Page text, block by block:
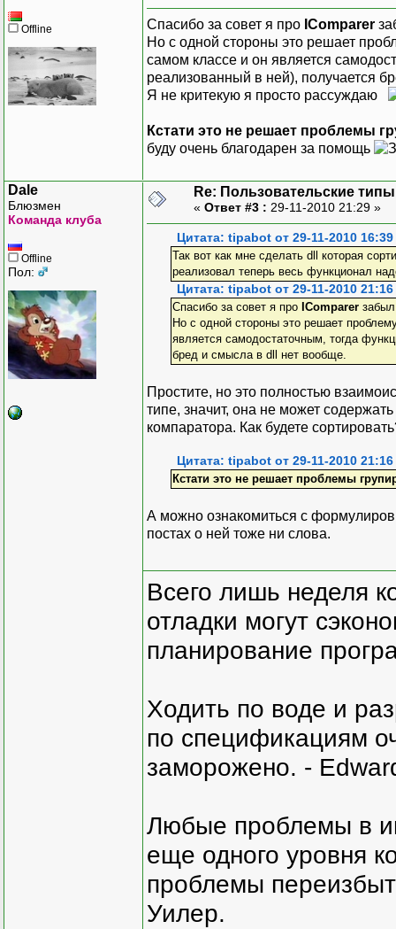
Offline Спасибо за совет я про IComparer
Но с одной стороны это решает
самом классе и он является
реализованный в ней), получается
Я не критекую я просто рассуждаю
Кстати это не решает проблемы
буду очень благодарен за помощь
Dale
Блюзмен
Команда клуба
Offline
Пол:
Re: Пользовательские
« Ответ #3 : 29-11-2010 21:29 »
Цитата: tipabot от 29-11-2010 16:39
Так вот как мне сделать dll которая
реализовал теперь весь функционал
Цитата: tipabot от 29-11-2010 21:16
Спасибо за совет я про IComparer
Но с одной стороны это решает
является самодостаточным, тогда
бред и смысла в dll нет вообще.
Простите, но это полностью
типе, значит, она не может
компаратора. Как будете
Цитата: tipabot от 29-11-2010 21:16
Кстати это не решает проблемы
А можно ознакомиться с
постах о ней тоже ни слова.
Всего лишь неделя
отладки могут
планирование
Ходить по воде и
по спецификациям
заморожено. -
Любые проблемы в
еще одного уровня
проблемы
Уилер.